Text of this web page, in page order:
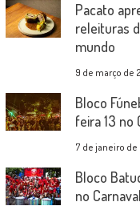
Pacato
releituras
mundo
9 de março de
Bloco
feira 13 no
7 de janeiro de
Bloco
no